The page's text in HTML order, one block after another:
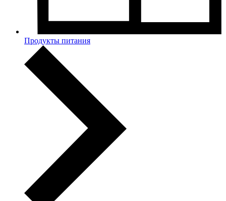
Продукты питания